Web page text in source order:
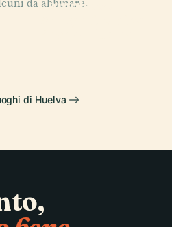
PLACE
Complesso
di Huelva